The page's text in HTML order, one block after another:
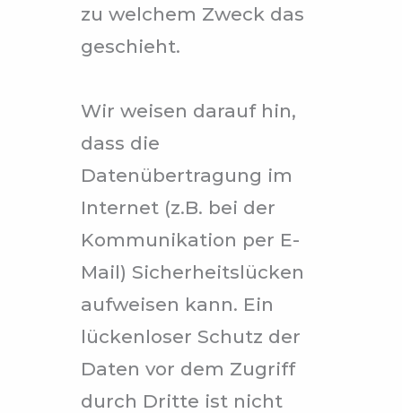
zu welchem Zweck das
geschieht.
Wir weisen darauf hin,
dass die
Datenübertragung im
Internet (z.B. bei der
Kommunikation per E-
Mail) Sicherheitslücken
aufweisen kann. Ein
lückenloser Schutz der
Daten vor dem Zugriff
durch Dritte ist nicht